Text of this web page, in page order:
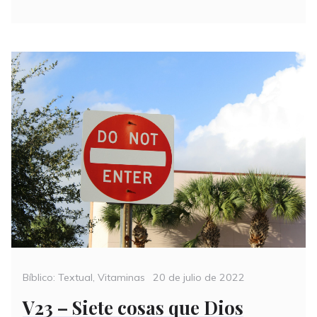
Categories
Bíblico: Textual, Vitaminas
Posted
20 de julio de 2022
V23 – Siete cosas que Dios